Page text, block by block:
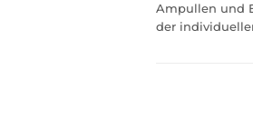
Ampullen und
der